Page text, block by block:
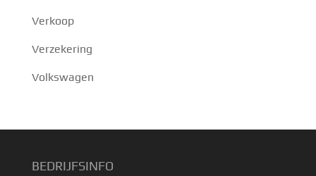
Verkoop
Verzekering
Volkswagen
BEDRIJFSINFO